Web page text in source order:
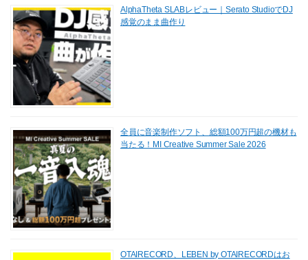
AlphaTheta SLABレビュー｜Serato StudioでDJ
感覚のまま曲作り
全員に音楽制作ソフト、総額100万円超の機材も
当たる！MI Creative Summer Sale 2026
OTAIRECORD、LEBEN by OTAIRECORDはお